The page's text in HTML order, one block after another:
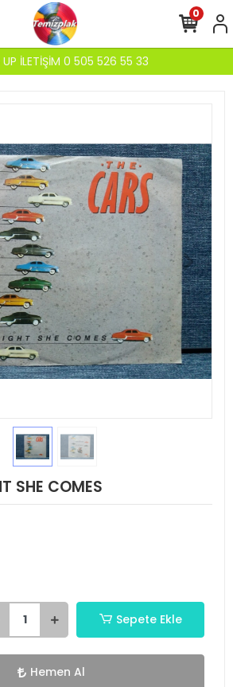
İLETİŞİM 0 505 526 55 33
0
SHE COMES
Sepete Ekle
Hemen Al